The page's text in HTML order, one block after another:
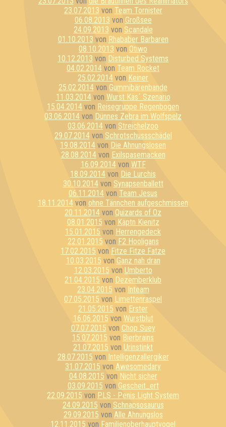
23.07.2013 von Team Tornister
06.08.2013 von Großsee
24.09.2013 von Scandale
01.10.2013 von Rhababer Barbaren
08.10.2013 von Otiwo
10.12.2013 von Disturbed Systems
04.02.2014 von Team Rocket
25.02.2014 von Keiner
25.02.2014 von Gummibärenbande
11.03.2014von Wurst Käs´ Szenario
15.04.2014 von Reisegruppe Regenbogen
03.06.2014 von Dünnes Zebra im Wolfspelz
03.06.2014 von Streichelzoo
29.07.2014von Schrotschussschädel
19.08.2014 von Die Ahnungslosen
28.08.2014von Exilspasemacken
16.09.2014von WTF
18.09.2014 von Die Lurchis
30.10.2014von Synapsenballett
06.11.2014 von Team Jesus
18.11.2014 von ohne Tännchen aufgeschmissen
20.11.2014 von Quizards of Oz
08.01.2015 von Käptn Kienitz
15.01.2015 von Herrengedeck
22.01.2015 von F2 Hooligans
17.02.2015 von Fitze Fitze Fatze
10.03.2015 von Ganz nah dran
12.03.2015 von Umberto
21.04.2015 von Dezemberklub
23.04.2015 von Inteam
07.05.2015 von Limettenraspel
21.05.2015 von Erster
16.06.2015 von Wurstblut
07.07.2015 von Chop Suey
15.07.2015 von Bierbrains
21.07.2015 von Urinstinkt
28.07.2015 von Intelligenzallergiker
31.07.2015 von Awesomedary
04.08.2015 von Nicht sicher
03.09.2015 von Gescheit_ert
22.09.2015 von PLS - Penis Light System
24.09.2015 von Schnapsosaurus
29.09.2015 von Alle Ahnungslos
12.11.2015 von Familienoberhauptvogel